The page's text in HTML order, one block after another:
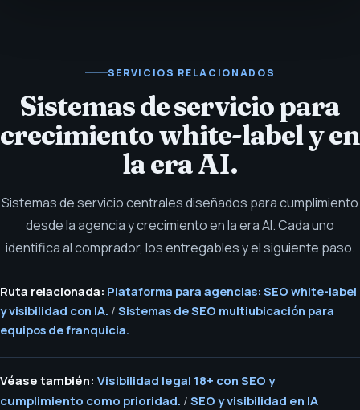
SERVICIOS RELACIONADOS
Sistemas de servicio para
crecimiento white-label y en
la era AI.
Sistemas de servicio centrales diseñados para cumplimiento
desde la agencia y crecimiento en la era AI. Cada uno
identifica al comprador, los entregables y el siguiente paso.
Ruta relacionada: Plataforma para agencias: SEO white-label
y visibilidad con IA. / Sistemas de SEO multiubicación para
equipos de franquicia.
Véase también: Visibilidad legal 18+ con SEO y
cumplimiento como prioridad. / SEO y visibilidad en IA